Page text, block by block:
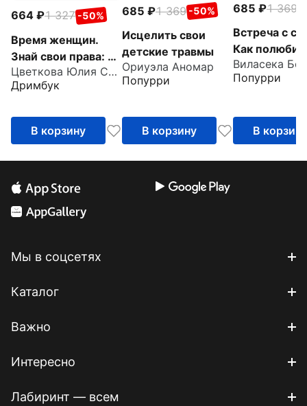
664 1 327 -50%
Время женщин.
Знай свои права: от
харассмента до
ЭКО
Цветкова Юлия Сергеевна
Дримбук
В корзину
685 1 369 -50%
Исцелить свои
детские травмы
Ориуэла Аномар
Попурри
В корзину
685 1 369
Встреча с
Как
одиночество
Виласека
Попурри
В корзину
Мы в соцсетях
Каталог
Важно
Интересно
Лабиринт — всем